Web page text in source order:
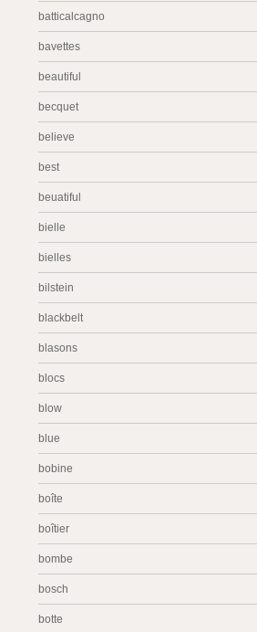
batticalcagno
bavettes
beautiful
becquet
believe
best
beuatiful
bielle
bielles
bilstein
blackbelt
blasons
blocs
blow
blue
bobine
boîte
boîtier
bombe
bosch
botte